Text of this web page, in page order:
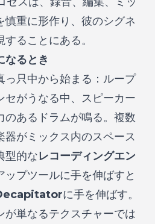
慎重に形作り、彼のシグネ
ることにある。
なるとき
っ只中から始まる：ループ
セがうなる中、スピーカー
のあるドラムが鳴る。複数
器がミックス内のスペース
型的なレコーディングエン
ップツールに手を伸ばすと
に手を伸ばす。
が単なるテクスチャーでは